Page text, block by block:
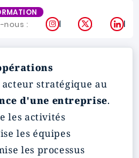
nous : Instagram
X
acteur stratégique au
d'une entreprise.
les activités
les équipes
les processus